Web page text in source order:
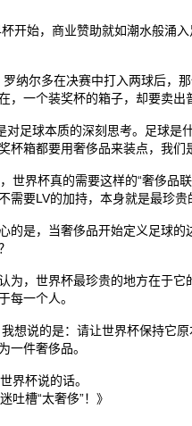
开始，商业赞助就如潮水般涌
纳尔多在决赛中打入两球后，
一个装奖杯的箱子，却要卖出
足球本质的深刻思考。足球是
箱都要用奢侈品来装点，我们
界杯真的需要这样的“奢侈品
要LV的加持，本身就是最珍贵
的是，当奢侈品开始定义足球
，世界杯最珍贵的地方在于它
每一个人。
想说的是：请让世界杯保持它
件奢侈品。
界杯说的话。
吐槽“太奢侈”！》